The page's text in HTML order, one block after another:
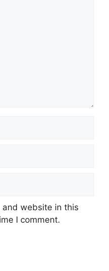
and website in this
I comment.